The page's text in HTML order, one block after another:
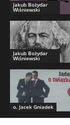
Jakub Bożydar
Wiśniewski
Jakub Bożydar
Wiśniewski
o. Jacek Gniadek